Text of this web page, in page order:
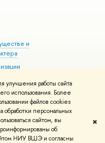
улучшения работы сайта
использования. Более
файлов cookies
обработки персональных
сайтом, вы
об
НИУ ВШЭ и согласны
✖
и
здоровья
Условия использования